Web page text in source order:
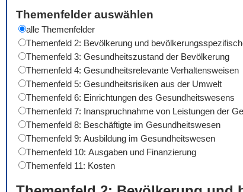
Themenfelder auswählen
alle Themenfelder
Themenfeld 2: Bevölkerung und
Themenfeld 3: Gesundheitszustand der Bevölkerung
Themenfeld 4: Gesundheitsrelevante Verhaltensweisen
Themenfeld 5: Gesundheitsrisiken aus der Umwelt
Themenfeld 6: Einrichtungen des Gesundheitswesens
Themenfeld 7: Inanspruchnahme von Leistungen der
Themenfeld 8: Beschäftigte im Gesundheitswesen
Themenfeld 9: Ausbildung im Gesundheitswesen
Themenfeld 10: Ausgaben und Finanzierung
Themenfeld 11: Kosten